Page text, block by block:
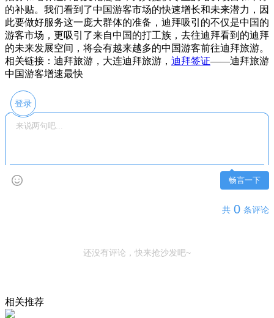
的补贴。我们看到了中国游客市场的快速增长和未来潜力，因
此要做好服务这一庞大群体的准备，迪拜吸引的不仅是中国的
游客市场，更吸引了来自中国的打工族，去往迪拜看到的迪拜
的未来发展空间，将会有越来越多的中国游客前往迪拜旅游。
相关链接：迪拜旅游，大连迪拜旅游， 迪拜签证——迪拜旅游
中国游客增速最快
登录
畅言一下
共 0 条评论
还没有评论，快来抢沙发吧~
相关推荐